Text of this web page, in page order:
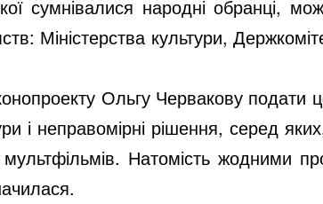
сумнівалися народні обранці,
Міністерства культури,
Ольгу Червакову подати
і неправомірні рішення, серед
Натомість жодними